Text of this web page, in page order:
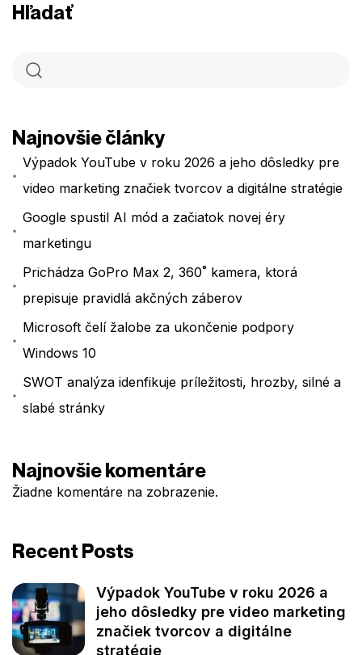
Hľadať
Najnovšie články
Výpadok YouTube v roku 2026 a jeho dôsledky pre
video marketing značiek tvorcov a digitálne stratégie
Google spustil AI mód a začiatok novej éry
marketingu
Prichádza GoPro Max 2, 360˚ kamera, ktorá
prepisuje pravidlá akčných záberov
Microsoft čelí žalobe za ukončenie podpory
Windows 10
SWOT analýza idenfikuje príležitosti, hrozby, silné a
slabé stránky
Najnovšie komentáre
Žiadne komentáre na zobrazenie.
Recent Posts
Výpadok YouTube v roku 2026 a
jeho dôsledky pre video marketing
značiek tvorcov a digitálne
stratégie